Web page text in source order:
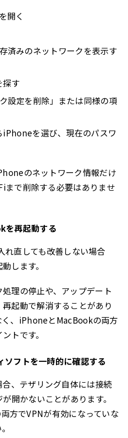
開く
済みのネットワークを表示す
す
設定を削除」または同様の項
を選び、現在のパスワ
のネットワーク情報だけ
まで削除する必要はありませ
再起動する
直しても改善しない場合
します。
理の停止や、アップデート
起動で解消することがあり
く、iPhoneとMacBookの両方
トです。
ソフトを一時的に確認する
、テザリング自体には接続
開かないことがあります。
方でVPNが有効になっていな